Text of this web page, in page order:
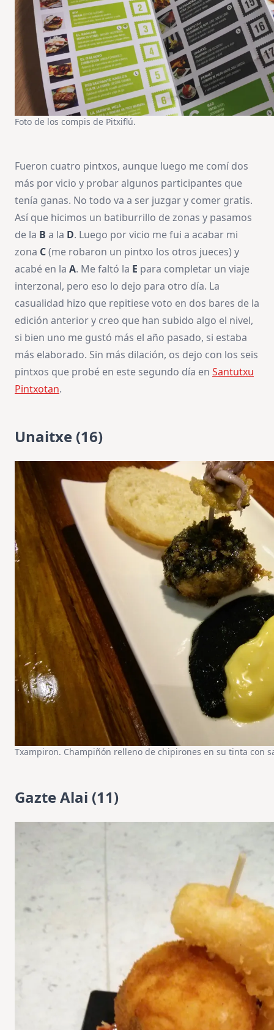
Foto de los compis de Pitxiflú.
Fueron cuatro pintxos, aunque luego me comí dos
más por vicio y probar algunos participantes que
tenía ganas. No todo va a ser juzgar y comer gratis.
Así que hicimos un batiburrillo de zonas y pasamos
de la B a la D. Luego por vicio me fui a acabar mi
zona C(me robaron un pintxo los otros jueces) y
acabé en la A. Me faltó la E para completar un viaje
interzonal, pero eso lo dejo para otro día. La
casualidad hizo que repitiese voto en dos bares de la
edición anterior y creo que han subido algo el nivel,
si bien uno me gustó más el año pasado, si estaba
más elaborado. Sin más dilación, os dejo con los seis
pintxos que probé en este segundo día en Santutxu
Pintxotan.
Unaitxe (16)
Txampiron. Champiñón relleno de chipirones en su tinta con
Gazte Alai (11)